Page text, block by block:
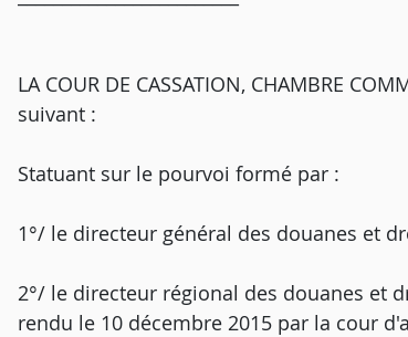
LA COUR DE CASSATION, CHAMBRE
suivant :
Statuant sur le pourvoi formé par :
1°/ le directeur général des douanes et
2°/ le directeur régional des douanes et
rendu le 10 décembre 2015 par la cour